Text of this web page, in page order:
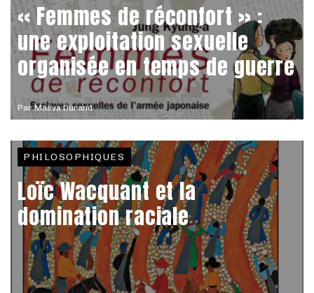
ParMaëva Durand
« Femmes de réconfort » :
une exploitation sexuelle
organisée en temps de guerre
PHILOSOPHIQUES
Loïc Wacquant et la
domination raciale